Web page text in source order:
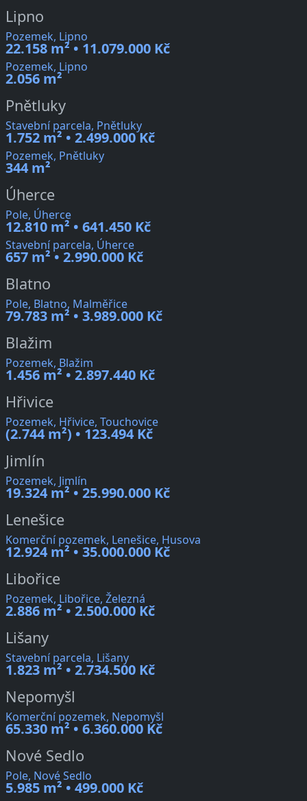
Lipno
Pozemek, Lipno
22.158 m² • 11.079.000 Kč
Pozemek, Lipno
2.056 m²
Pnětluky
Stavební parcela, Pnětluky
1.752 m² • 2.499.000 Kč
Pozemek, Pnětluky
344 m²
Úherce
Pole, Úherce
12.810 m² • 641.450 Kč
Stavební parcela, Úherce
657 m² • 2.990.000 Kč
Blatno
Pole, Blatno, Malměřice
79.783 m² • 3.989.000 Kč
Blažim
Pozemek, Blažim
1.456 m² • 2.897.440 Kč
Hřivice
Pozemek, Hřivice, Touchovice
(2.744 m²) • 123.494 Kč
Jimlín
Pozemek, Jimlín
19.324 m² • 25.990.000 Kč
Lenešice
Komerční pozemek, Lenešice, Husova
12.924 m² • 35.000.000 Kč
Libořice
Pozemek, Libořice, Železná
2.886 m² • 2.500.000 Kč
Lišany
Stavební parcela, Lišany
1.823 m² • 2.734.500 Kč
Nepomyšl
Komerční pozemek, Nepomyšl
65.330 m² • 6.360.000 Kč
Nové Sedlo
Pole, Nové Sedlo
5.985 m² • 499.000 Kč